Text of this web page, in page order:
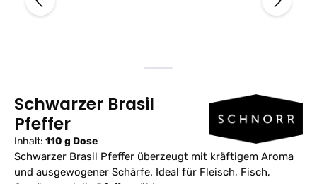
Schwarzer Brasil
Pfeffer
Inhalt: 110 g Dose
Schwarzer Brasil Pfeffer überzeugt mit kräftigem Aroma
und ausgewogener Schärfe. Ideal für Fleisch, Fisch,